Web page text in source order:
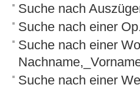
Suche nach
Suche nach einer
Suche nach einer
Suche nach einer